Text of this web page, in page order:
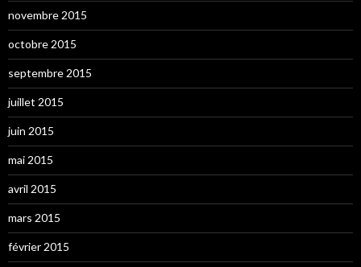
novembre 2015
octobre 2015
septembre 2015
juillet 2015
juin 2015
mai 2015
avril 2015
mars 2015
février 2015